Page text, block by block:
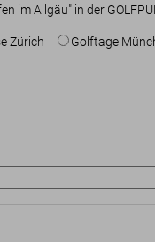
im Allgäu" in der
Zürich Golftage